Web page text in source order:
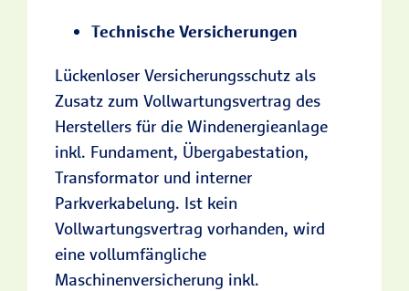
Technische Versicherungen
Lückenloser Versicherungsschutz als
Zusatz zum Vollwartungsvertrag des
Herstellers für die Windenergieanlage
inkl. Fundament, Übergabestation,
Transformator und interner
Parkverkabelung. Ist kein
Vollwartungsvertrag vorhanden, wird
eine vollumfängliche
Maschinenversicherung inkl.